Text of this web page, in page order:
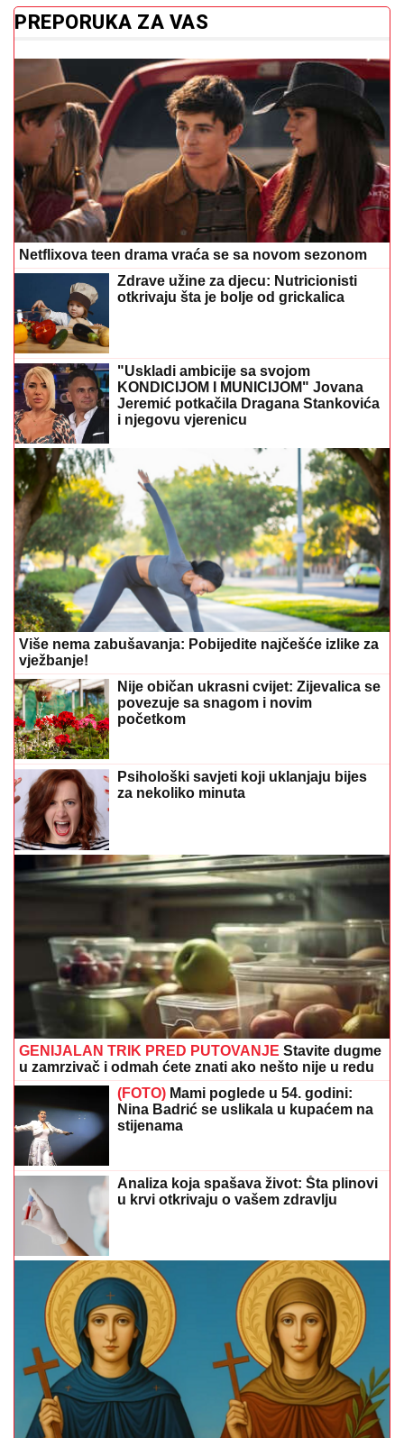
PREPORUKA ZA VAS
Netflixova teen drama vraća se sa novom sezonom
Zdrave užine za djecu: Nutricionisti
otkrivaju šta je bolje od grickalica
"Uskladi ambicije sa svojom
KONDICIJOM I MUNICIJOM" Jovana
Jeremić potkačila Dragana Stankovića
i njegovu vjerenicu
Više nema zabušavanja: Pobijedite najčešće izlike za
vježbanje!
Nije običan ukrasni cvijet: Zijevalica se
povezuje sa snagom i novim
početkom
Psihološki savjeti koji uklanjaju bijes
za nekoliko minuta
GENIJALAN TRIK PRED PUTOVANJE Stavite dugme
u zamrzivač i odmah ćete znati ako nešto nije u redu
(FOTO) Mami poglede u 54. godini:
Nina Badrić se uslikala u kupaćem na
stijenama
Analiza koja spašava život: Šta plinovi
u krvi otkrivaju o vašem zdravlju